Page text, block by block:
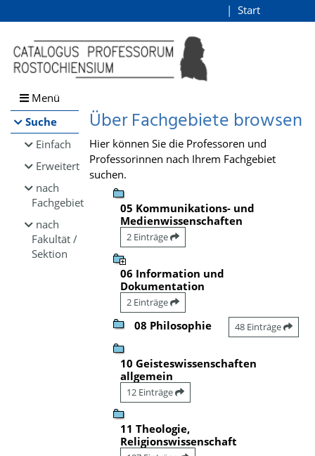
Browsen
direkt zum Inhalt
Start
Menü
Suche
Einfach
Erweitert
nach
Fachgebiet
nach
Fakultät /
Sektion
Über Fachgebiete browsen
Hier können Sie die Professoren und
Professorinnen nach Ihrem Fachgebiet
suchen.
05 Kommunikations- und
Medienwissenschaften
2 Einträge
06 Information und
Dokumentation
2 Einträge
08 Philosophie 48 Einträge
10 Geisteswissenschaften
allgemein
12 Einträge
11 Theologie,
Religionswissenschaft